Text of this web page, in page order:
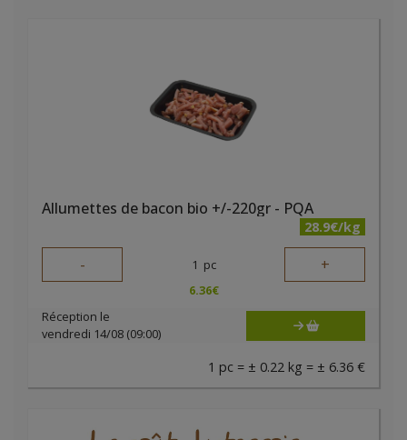
Allumettes de bacon bio +/-220gr - PQA
28.9€/kg
- 1 pc +
6.36€
Réception le
vendredi 14/08 (09:00)
1 pc = ± 0.22 kg = ± 6.36 €